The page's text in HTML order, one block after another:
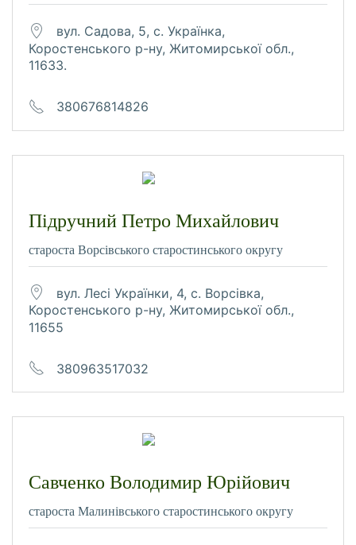
вул. Садова, 5, с. Українка,
Коростенського р-ну, Житомирської обл.,
11633.
380676814826
Підручний Петро Михайлович
староста Ворсівського старостинського округу
вул. Лесі Українки, 4, с. Ворсівка,
Коростенського р-ну, Житомирської обл.,
11655
380963517032
Савченко Володимир Юрійович
староста Малинівського старостинського округу